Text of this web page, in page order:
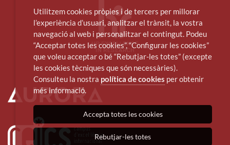
Utilitzem cookies pròpies i de tercers per millorar
l’experiència d’usuari, analitzar el trànsit, la vostra
navegació al web i personalitzar el contingut. Podeu
“Acceptar totes les cookies”, “Configurar les cookies”
que voleu acceptar o bé “Rebutjar-les totes” (excepte
les cookies tècniques que són necessàries).
Consulteu la nostra política de cookies per obtenir
més informació.
Accepta totes les cookies
Rebutjar-les totes